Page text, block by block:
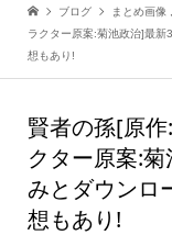
ブログ まとめ画像
ラクター原案:菊池政治]最新
想もあり!
賢者の孫[原
クター原案:
みとダウンロ
想もあり!